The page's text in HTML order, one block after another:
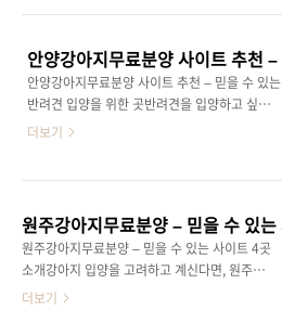
련 정보와 반려동물 입양, 파양 등에 관한 다양한
양에 관심 있는 분들이 서로의 경험을 나누고, 필
요한 정보를 쉽게 찾아볼 수..
사이트마다 다양한 정보를 제공하고 있으니, 입
양을 고려 중이신 분들은 꼭 확인해보세요.1. 펫
포털반려동물커뮤니티 – 다양한 강아지분양 정
보와 반려동물 지식 공유사이트: 펫포털반려동
물커뮤니티특징: 펫포털반려동물커뮤니티는 반
커뮤니티입니다. 특히 강아지분양 정보도 제공
한 사이트입니다. 회원들 간의 활발한 정보 교류
를 통해 강아지의 성격, 건강 상태, ..
안양강아지무료분양 사이트 추천 – 믿을 수 있는
반려견 입양을 위한 곳반려견을 입양하고 싶으
신가요? 오늘은 안양강아지무료분양을 통해 건
고 있는 곳들이니, 새로운 가족을 찾고 계신다면
꼭 참고해보세요.1. 펫포털반려동물커뮤니티 –
반려동물 정보와 무료분양까지 한 번에!사이트:
펫포털반려동물커뮤니티특징: 펫포털반려동물
커뮤니티는 반려견 입양을 고려하는 모든 분들
더보기
원주강아지무료분양 – 믿을 수 있는 사이트 4곳
소개강아지 입양을 고려하고 계신다면, 원주강
아지무료분양을 통해 반려견을 만나보시는 건
더보기